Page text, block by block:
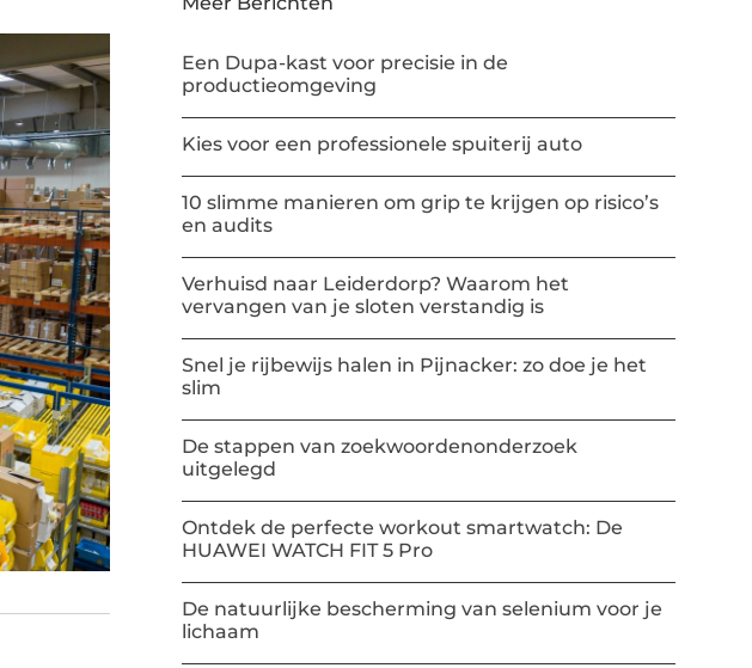
Een Dupa-kast voor precisie in de
productieomgeving
Kies voor een professionele spuiterij auto
10 slimme manieren om grip te krijgen op risico’s
en audits
Verhuisd naar Leiderdorp? Waarom het
vervangen van je sloten verstandig is
Snel je rijbewijs halen in Pijnacker: zo doe je het
slim
De stappen van zoekwoordenonderzoek
uitgelegd
Ontdek de perfecte workout smartwatch: De
HUAWEI WATCH FIT 5 Pro
De natuurlijke bescherming van selenium voor je
lichaam